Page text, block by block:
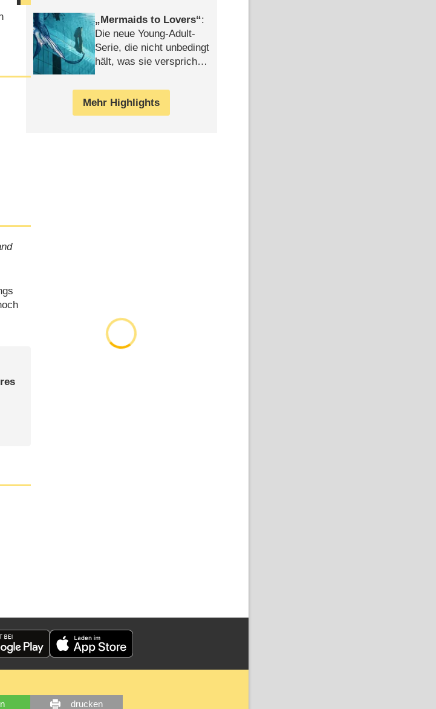
Mermaids to Lovers :
Die neue Young-Adult-
Serie, die nicht unbedingt
hält, was sie verspricht –
Mehr Highlights
drucken